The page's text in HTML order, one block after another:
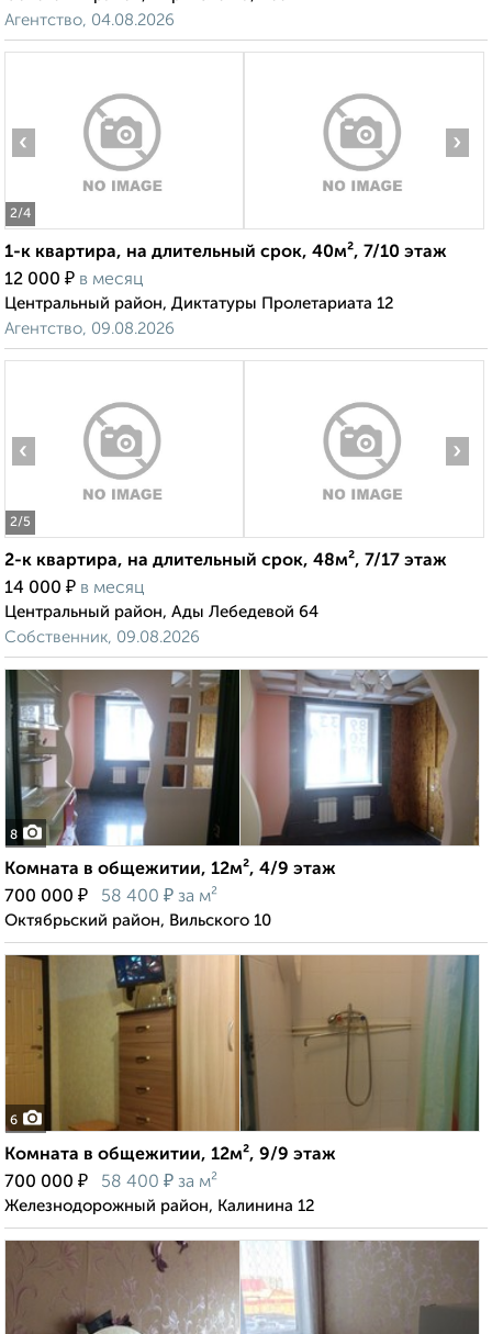
Агентство, 04.08.2026
2/4
‹ ›
1-к квартира, на длительный срок, 40м², 7/10 этаж
12 000 ₽ в месяц
Центральный район, Диктатуры Пролетариата 12
Агентство, 09.08.2026
2/5
‹ ›
2-к квартира, на длительный срок, 48м², 7/17 этаж
14 000 ₽ в месяц
Центральный район, Ады Лебедевой 64
Собственник, 09.08.2026
8
Комната в общежитии, 12м², 4/9 этаж
700 000 ₽ 58 400 ₽ за м²
Октябрьский район, Вильского 10
6
Комната в общежитии, 12м², 9/9 этаж
700 000 ₽ 58 400 ₽ за м²
Железнодорожный район, Калинина 12